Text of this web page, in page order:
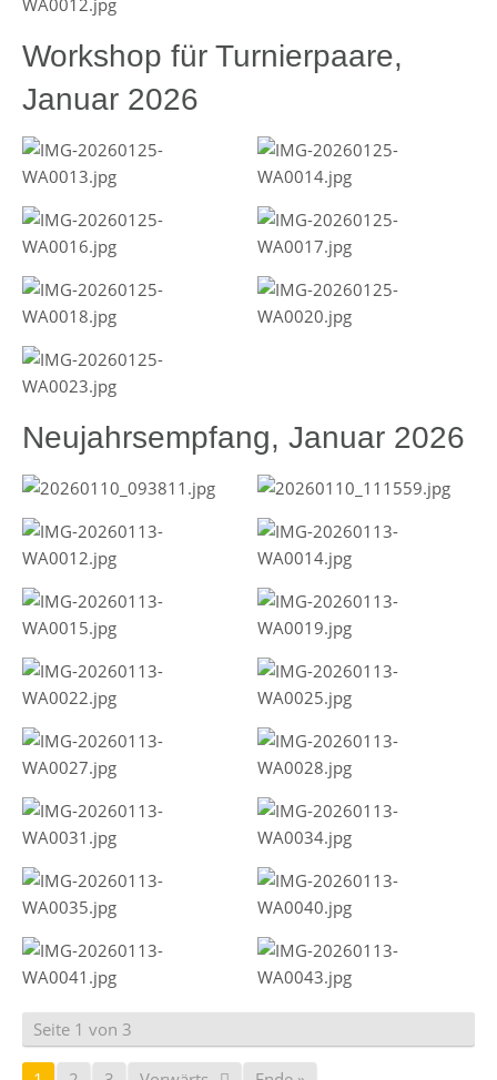
Workshop für Turnierpaare,
Januar 2026
Neujahrsempfang, Januar 2026
Seite 1 von 3